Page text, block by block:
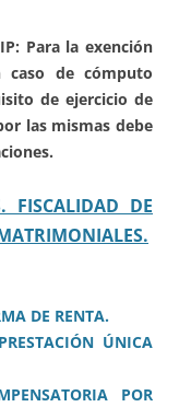
IP: Para la exención
caso de cómputo
de ejercicio de
las mismas debe
FISCALIDAD DE
DE RENTA.
ÚNICA
POR